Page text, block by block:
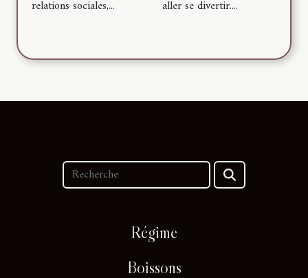
relations sociales,...
aller se divertir....
Régime
Boissons